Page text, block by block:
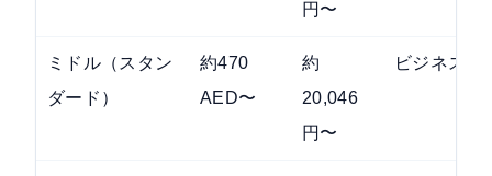
円〜
ミドル（スタン
ダード）
約470
AED〜
約
20,046
円〜
ビジネス〜